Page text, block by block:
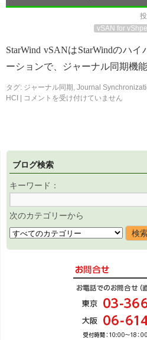
vSAN for
StarWind vSANはStarWindのハ
ーションで、ジャーナル同期機
タグ: ジャーナル同期 , Journal
HCI
コメントを受け付けていません
ブログ検索
キーワード：
次のカテゴリーから